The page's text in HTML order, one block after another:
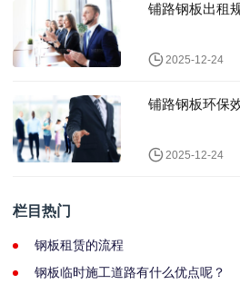
铺路钢板出租
2025-12-24
铺路钢板环保
2025-12-24
栏目热门
钢板租赁的流程
钢板临时施工道路有什么优点呢？